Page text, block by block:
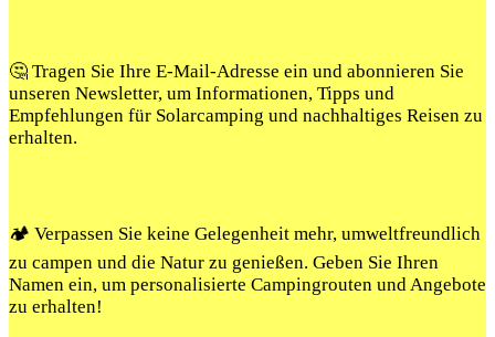
🤔 Tragen Sie Ihre E-Mail-Adresse ein und abonnieren Sie
unseren Newsletter, um Informationen, Tipps und
Empfehlungen für Solarcamping und nachhaltiges Reisen zu
erhalten.
🏕️ Verpassen Sie keine Gelegenheit mehr, umweltfreundlich
zu campen und die Natur zu genießen. Geben Sie Ihren
Namen ein, um personalisierte Campingrouten und Angebote
zu erhalten!